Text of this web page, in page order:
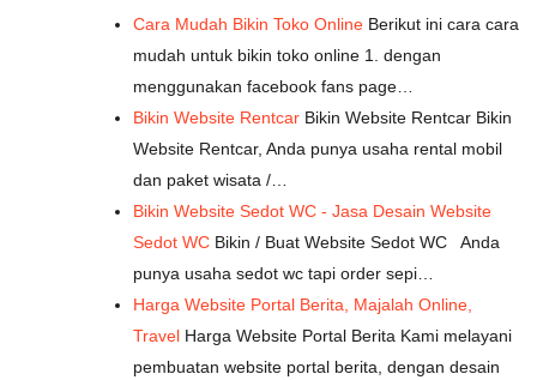
Cara Mudah Bikin Toko Online Berikut ini cara cara
mudah untuk bikin toko online 1. dengan
menggunakan facebook fans page…
Bikin Website Rentcar Bikin Website Rentcar Bikin
Website Rentcar, Anda punya usaha rental mobil
dan paket wisata /…
Bikin Website Sedot WC - Jasa Desain Website
Sedot WC Bikin / Buat Website Sedot WC Anda
punya usaha sedot wc tapi order sepi…
Harga Website Portal Berita, Majalah Online,
Travel Harga Website Portal Berita Kami melayani
pembuatan website portal berita, dengan desain